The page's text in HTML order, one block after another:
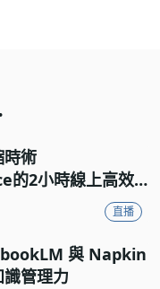
術
的2小時線上高效
直播
與 Napkin
管理力